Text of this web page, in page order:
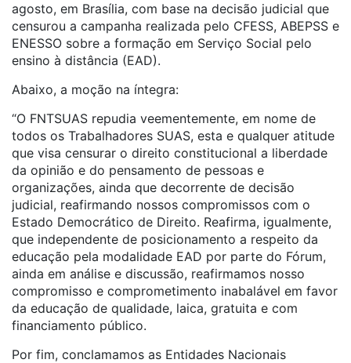
agosto, em Brasília, com base na decisão judicial que
censurou a campanha realizada pelo CFESS, ABEPSS e
ENESSO sobre a formação em Serviço Social pelo
ensino à distância (EAD).
Abaixo, a moção na íntegra:
“O FNTSUAS repudia veementemente, em nome de
todos os Trabalhadores SUAS, esta e qualquer atitude
que visa censurar o direito constitucional a liberdade
da opinião e do pensamento de pessoas e
organizações, ainda que decorrente de decisão
judicial, reafirmando nossos compromissos com o
Estado Democrático de Direito. Reafirma, igualmente,
que independente de posicionamento a respeito da
educação pela modalidade EAD por parte do Fórum,
ainda em análise e discussão, reafirmamos nosso
compromisso e comprometimento inabalável em favor
da educação de qualidade, laica, gratuita e com
financiamento público.
Por fim, conclamamos as Entidades Nacionais